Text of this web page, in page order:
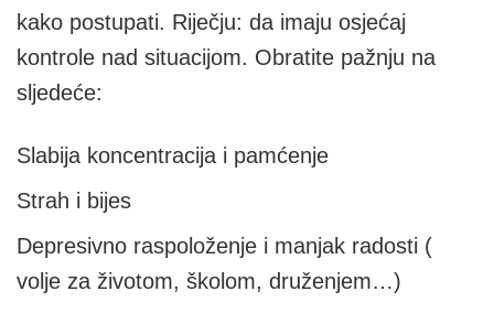
kako postupati. Riječju: da imaju osjećaj
kontrole nad situacijom. Obratite pažnju na
sljedeće:
Slabija koncentracija i pamćenje
Strah i bijes
Depresivno raspoloženje i manjak radosti (
volje za životom, školom, druženjem…)